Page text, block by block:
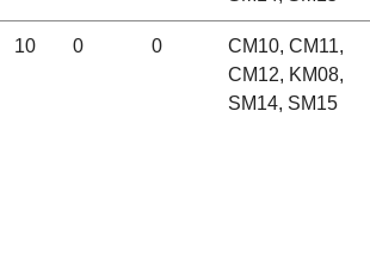
10 0 0
CM10, CM11,
CM12, KM08,
SM14, SM15